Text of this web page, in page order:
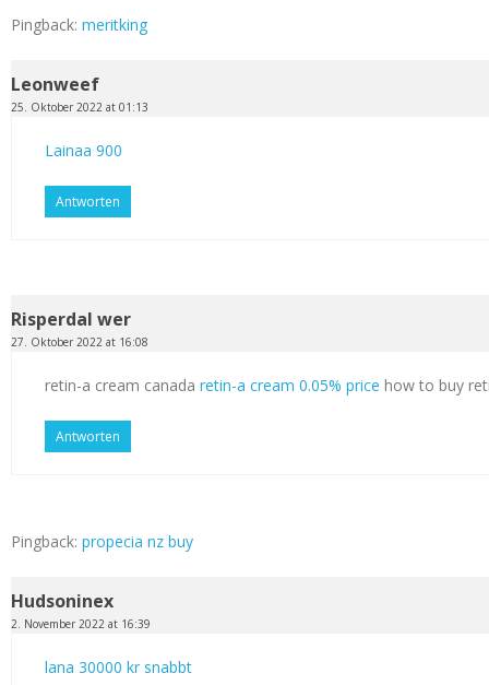
Pingback: meritking
Leonweef
25. Oktober 2022 at 01:13
Lainaa 900
Antworten
Risperdal wer
27. Oktober 2022 at 16:08
retin-a cream canada retin-a cream 0.05% price how to buy
Antworten
Pingback: propecia nz buy
Hudsoninex
2. November 2022 at 16:39
lana 30000 kr snabbt